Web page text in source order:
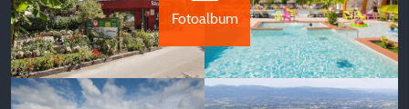
Fotoalbum